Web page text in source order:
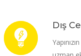
Dış